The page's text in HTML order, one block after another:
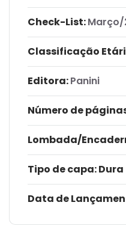
Check-List:Março/
Classificação
Editora:Panini
Número de
Lombada/
Tipo de capa:Dura
Data de